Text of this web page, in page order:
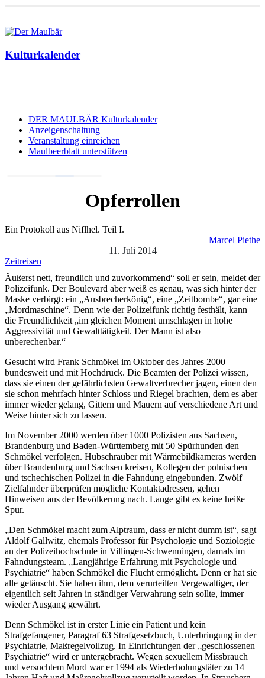
Kulturkalender
DER MAULBÄR Kulturkalender
Anzeigenschaltung
Veranstaltung einreichen
Maulbeerblatt unterstützen
Opferrollen
Ein Protokoll aus Niflhel. Teil I.
Marcel Piethe
11. Juli 2014
Zeitreisen
Äußerst nett, freundlich und zuvorkommend“ soll er sein, meldet der
Polizeifunk. Der Boulevard aber weiß es genau, was sich hinter der
Maske verbirgt: ein „Ausbrecherkönig“, eine „Zeitbombe“, gar eine
„Mordmaschine“. Denn wie der Polizeifunk richtig festhält, kann
die Freundlichkeit „im gleichen Moment umschlagen in hohe
Aggressivität und Gewalttätigkeit. Der Mann ist also
unberechenbar.“
Gesucht wird Frank Schmökel im Oktober des Jahres 2000
bundesweit und mit Hochdruck. Die Beamten der Polizei wissen,
dass sie einen der gefährlichsten Gewaltverbrecher jagen, einen den
sie schon mehrfach hinter Schloss und Riegel brachten, dem es aber
immer wieder gelang, Gittern und Mauern auf verschiedene Art und
Weise hinter sich zu lassen.
Im November 2000 werden über 1000 Polizisten aus Sachsen,
Brandenburg und Baden-Württemberg mit 50 Spürhunden den
Schmökel verfolgen. Hubschrauber mit Wärmebildkameras werden
über Brandenburg und Sachsen kreisen, Kollegen der polnischen
und tschechischen Polizei in die Fahndung eingebunden. Zwölf
Zielfahnder überprüfen mögliche Kontaktadressen, gehen
Hinweisen aus der Bevölkerung nach. Lange gibt es keine heiße
Spur.
„Den Schmökel macht zum Alptraum, dass er nicht dumm ist“, sagt
Aldolf Gallwitz, ehemals Professor für Psychologie und Soziologie
an der Polizeihochschule in Villingen-Schwenningen, damals im
Fahndungsteam. „Langjährige Erfahrung mit Psychologie und
Psychiatrie“ haben Schmökel die Flucht ermöglicht. Denn er hat sie
alle getäuscht. Sie haben ihm, dem verurteilten Vergewaltiger, der
eigentlich seit Jahren in ständiger Verwahrung sein sollte, immer
wieder Ausgang gewährt.
Denn Schmökel ist in erster Linie ein Patient und kein
Strafgefangener, Paragraf 63 Strafgesetzbuch, Unterbringung in der
Psychiatrie, Maßregelvollzug. In Einrichtungen der „geschlossenen
Psychiatrie“ wird er untergebracht. Wegen sexuellem Missbrauch
und versuchtem Mord war er 1994 als Wiederholungstäter zu 14